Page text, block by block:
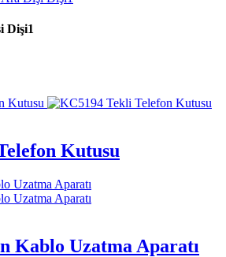
Dişi1
Kutusu
Kablo Uzatma Aparatı